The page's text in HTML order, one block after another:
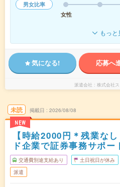
男女比率
女性
もっと
気になる! 応募へ
派遣会社 株式会社
未読
NEW
掲載日 2026/08/08
【時給2000円＊残業な
ド企業で証券事務サポー
交通費別途支給あり 土日祝日が休み
派遣